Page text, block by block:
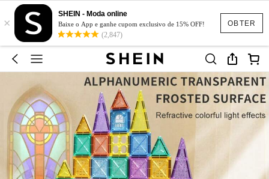
OBTER
×
SHEIN - Moda online
Baixe o App e ganhe cupom exclusivo de 15% OFF!
(2,847)